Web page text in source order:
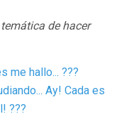
de hacer